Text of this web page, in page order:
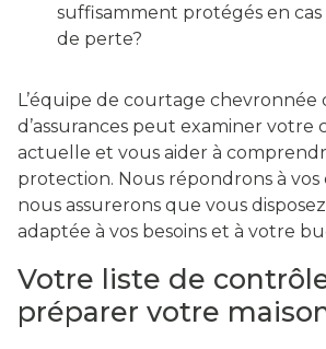
suffisamment protégés en
de perte?
L’équipe de courtage chevronnée
d’assurances peut examiner votre
actuelle et vous aider à
protection. Nous répondrons à vos
nous assurerons que vous
adaptée à vos besoins et à votre
Votre liste de
préparer votre